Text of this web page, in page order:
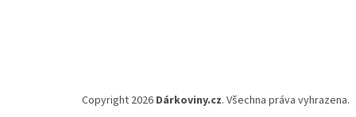
Copyright 2026 Dárkoviny.cz. Všechna práva vyhrazena.